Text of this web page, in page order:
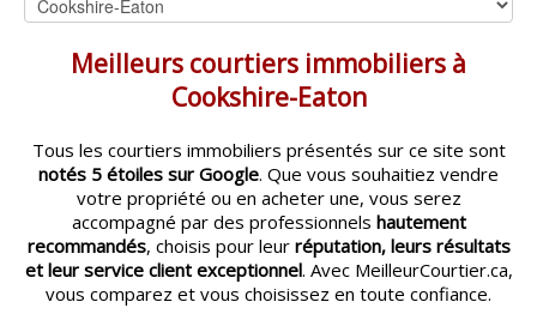
QUÉBEC
LAVAL
CATÉGORIES▼
ACHETEUR / VENDEUR▼
ENTREPRENEURS▼
Meilleurs courtiers immobiliers à
Cookshire-Eaton
Tous les courtiers immobiliers présentés sur ce site sont
notés 5 étoiles sur Google. Que vous souhaitiez vendre
votre propriété ou en acheter une, vous serez
accompagné par des professionnels hautement
recommandés, choisis pour leur réputation, leurs résultats
et leur service client exceptionnel. Avec MeilleurCourtier.ca,
vous comparez et vous choisissez en toute confiance.